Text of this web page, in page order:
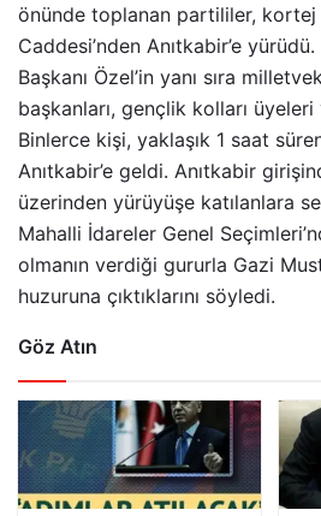
önünde toplanan partililer, kortej
Caddesi’nden Anıtkabir’e
Başkanı Özel’in yanı sıra
başkanları, gençlik kolları üyeleri
Binlerce kişi, yaklaşık 1 saat
Anıtkabir’e geldi. Anıtkabir
üzerinden yürüyüşe katılanlara
Mahalli İdareler Genel
olmanın verdiği gururla Gazi
huzuruna çıktıklarını söyledi.
Göz Atın